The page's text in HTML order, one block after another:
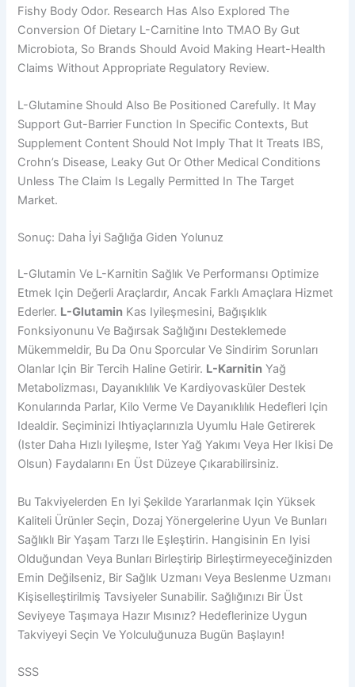
Fishy Body Odor. Research Has Also Explored The
Conversion Of Dietary L-Carnitine Into TMAO By Gut
Microbiota, So Brands Should Avoid Making Heart-Health
Claims Without Appropriate Regulatory Review.
L-Glutamine Should Also Be Positioned Carefully. It May
Support Gut-Barrier Function In Specific Contexts, But
Supplement Content Should Not Imply That It Treats IBS,
Crohn’s Disease, Leaky Gut Or Other Medical Conditions
Unless The Claim Is Legally Permitted In The Target
Market.
Sonuç: Daha İyi Sağlığa Giden Yolunuz
L-Glutamin Ve L-Karnitin Sağlık Ve Performansı Optimize
Etmek Için Değerli Araçlardır, Ancak Farklı Amaçlara Hizmet
Ederler. L-Glutamin Kas Iyileşmesini, Bağışıklık
Fonksiyonunu Ve Bağırsak Sağlığını Desteklemede
Mükemmeldir, Bu Da Onu Sporcular Ve Sindirim Sorunları
Olanlar Için Bir Tercih Haline Getirir. L-Karnitin Yağ
Metabolizması, Dayanıklılık Ve Kardiyovasküler Destek
Konularında Parlar, Kilo Verme Ve Dayanıklılık Hedefleri Için
Idealdir. Seçiminizi Ihtiyaçlarınızla Uyumlu Hale Getirerek
(ister Daha Hızlı Iyileşme, Ister Yağ Yakımı Veya Her Ikisi De
Olsun) Faydalarını En Üst Düzeye Çıkarabilirsiniz.
Bu Takviyelerden En Iyi Şekilde Yararlanmak Için Yüksek
Kaliteli Ürünler Seçin, Dozaj Yönergelerine Uyun Ve Bunları
Sağlıklı Bir Yaşam Tarzı Ile Eşleştirin. Hangisinin En Iyisi
Olduğundan Veya Bunları Birleştirip Birleştirmeyeceğinizden
Emin Değilseniz, Bir Sağlık Uzmanı Veya Beslenme Uzmanı
Kişiselleştirilmiş Tavsiyeler Sunabilir. Sağlığınızı Bir Üst
Seviyeye Taşımaya Hazır Mısınız? Hedeflerinize Uygun
Takviyeyi Seçin Ve Yolculuğunuza Bugün Başlayın!
SSS